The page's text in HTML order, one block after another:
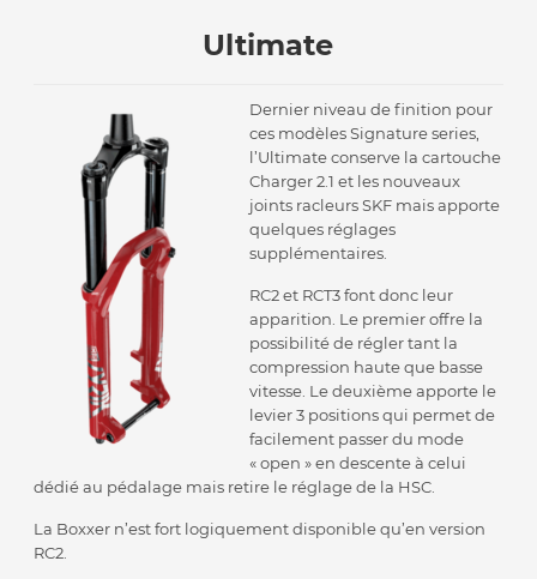
Ultimate
Dernier niveau de finition pour
ces modèles Signature series,
l’Ultimate conserve la cartouche
Charger 2.1 et les nouveaux
joints racleurs SKF mais apporte
quelques réglages
supplémentaires.
RC2 et RCT3 font donc leur
apparition. Le premier offre la
possibilité de régler tant la
compression haute que basse
vitesse. Le deuxième apporte le
levier 3 positions qui permet de
facilement passer du mode
« open » en descente à celui
dédié au pédalage mais retire le réglage de la HSC.
La Boxxer n’est fort logiquement disponible qu’en version
RC2.